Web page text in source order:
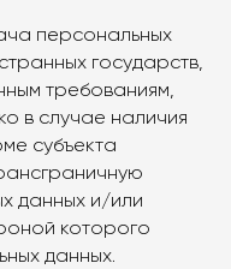
персональных
государств,
требованиям,
в случае наличия
субъекта
данных и/или
которого
данных.